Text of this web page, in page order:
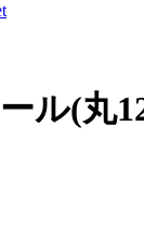
ル(丸